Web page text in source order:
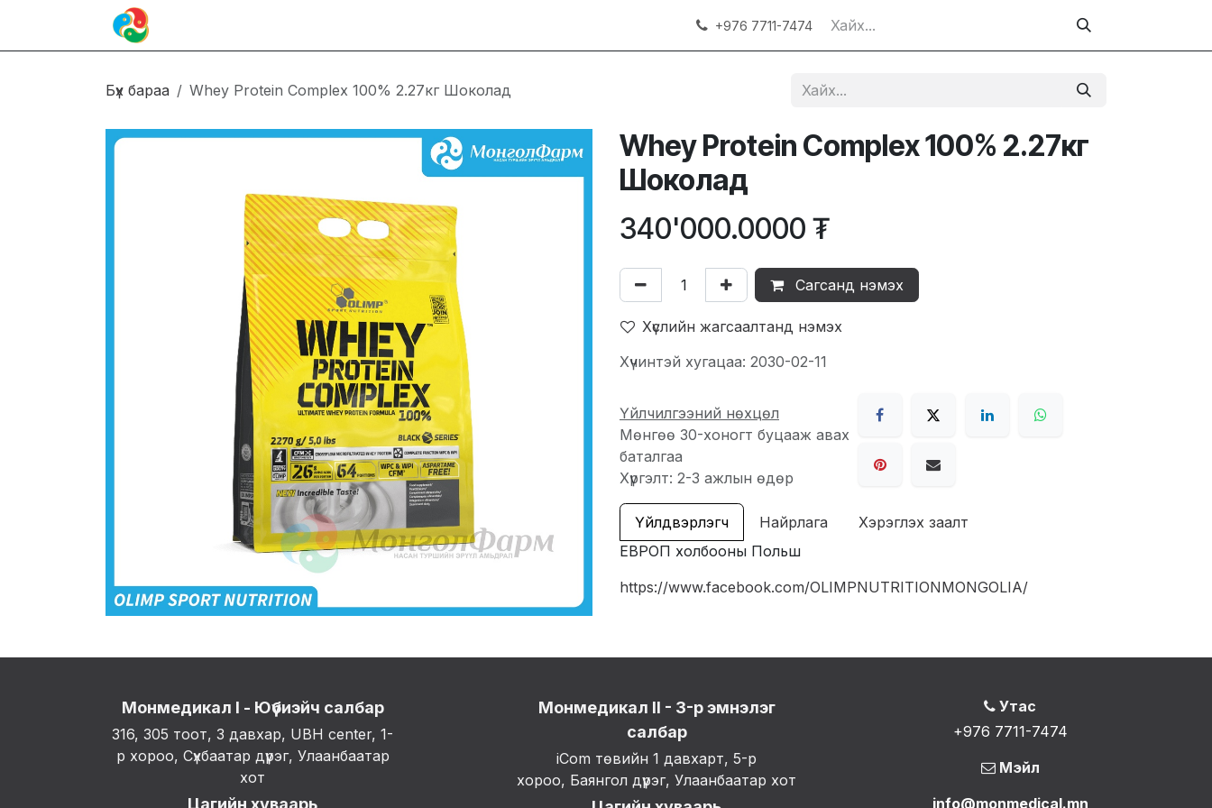
+976 7711-7474
Бүх бараа Whey Protein Complex 100% 2.27кг Шоколад
Whey Protein Complex 100% 2.27кг
Шоколад
340'000.0000 ₮
Сагсанд нэмэх
Хүслийн жагсаалтанд нэмэх
Хүчинтэй хугацаа: 2030-02-11
Үйлчилгээний нөхцөл
Мөнгөө 30-хоногт буцааж авах
баталгаа
Хүргэлт: 2-3 ажлын өдөр
Үйлдвэрлэгч Найрлага
Хэрэглэх заалт
ЕВРОП холбооны Польш
https://www.facebook.com/OLIMPNUTRITIONMONGOLIA/
Утас
+976 7711-7474
Мэйл
info@monmedical.mn
Монмедикал II - 3-р эмнэлэг
салбар
iCom төвийн 1 давхарт, 5-р
хороо, Баянгол дүүрэг, Улаанбаатар хот
Монмедикал I - Юүбиэйч салбар
316, 305 тоот, 3 давхар, UBH center, 1-
р хороо, Сүхбаатар дүүрэг, Улаанбаатар
хот